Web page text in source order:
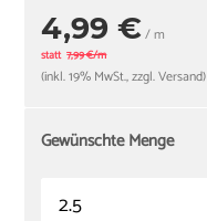
4,99 €/ m
statt 7,99 €/m
(inkl. 19% MwSt., zzgl. Versand)
Gewünschte Menge